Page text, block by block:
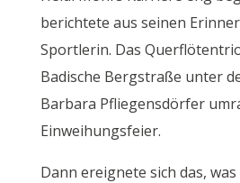
berichtete aus seinen
Sportlerin. Das
Badische Bergstraße unter
Barbara Pfliegensdörfer
Einweihungsfeier.
Dann ereignete sich das,